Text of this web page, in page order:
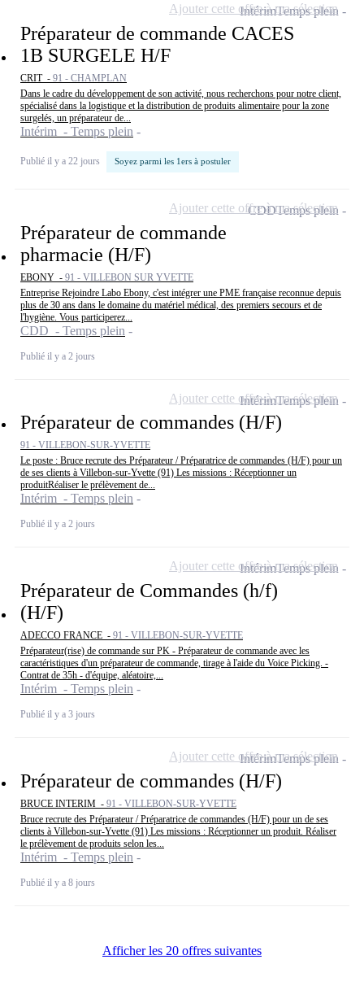
Préparateur de commande CACES
1B SURGELE H/F
CRIT - 91 - CHAMPLAN
Dans le cadre du développement de son activité, nous recherchons pour notre client,
spécialisé dans la logistique et la distribution de produits alimentaire pour la zone
surgelés, un préparateur de...
Intérim - Temps plein
Publié il y a 22 jours Soyez parmi les 1ers à postuler
IntérimTemps plein
Ajouter cette offre à ma sélection
Préparateur de commande
pharmacie (H/F)
EBONY - 91 - VILLEBON SUR YVETTE
Entreprise Rejoindre Labo Ebony, c'est intégrer une PME française reconnue depuis
plus de 30 ans dans le domaine du matériel médical, des premiers secours et de
l'hygiène. Vous participerez...
CDD - Temps plein
Publié il y a 2 jours
CDDTemps plein
Ajouter cette offre à ma sélection
Préparateur de commandes (H/F)
91 - VILLEBON-SUR-YVETTE
Le poste : Bruce recrute des Préparateur / Préparatrice de commandes (H/F) pour un
de ses clients à Villebon-sur-Yvette (91) Les missions : Réceptionner un
produitRéaliser le prélèvement de...
Intérim - Temps plein
Publié il y a 2 jours
IntérimTemps plein
Ajouter cette offre à ma sélection
Préparateur de Commandes (h/f)
(H/F)
ADECCO FRANCE - 91 - VILLEBON-SUR-YVETTE
Préparateur(rise) de commande sur PK - Préparateur de commande avec les
caractéristiques d'un préparateur de commande, tirage à l'aide du Voice Picking. -
Contrat de 35h - d'équipe, aléatoire,...
Intérim - Temps plein
Publié il y a 3 jours
IntérimTemps plein
Ajouter cette offre à ma sélection
Préparateur de commandes (H/F)
BRUCE INTERIM - 91 - VILLEBON-SUR-YVETTE
Bruce recrute des Préparateur / Préparatrice de commandes (H/F) pour un de ses
clients à Villebon-sur-Yvette (91) Les missions : Réceptionner un produit. Réaliser
le prélèvement de produits selon les...
Intérim - Temps plein
Publié il y a 8 jours
IntérimTemps plein
Ajouter cette offre à ma sélection
Afficher les 20 offres suivantes